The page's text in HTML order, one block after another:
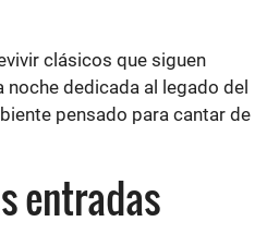
clásicos que siguen
dedicada al legado del
pensado para cantar de
entradas